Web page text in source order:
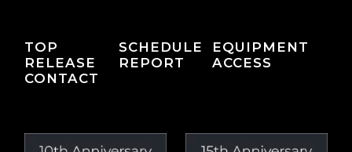
TOP SCHEDULE
EQUIPMENT
RELEASE
REPORT
ACCESS
CONTACT